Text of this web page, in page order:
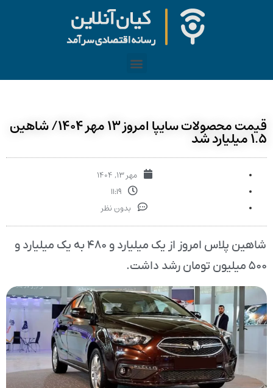
قیمت محصولات سایپا امروز ۱۳ مهر ۱۴۰۴/ شاهین
۱.۵ میلیارد شد
مهر ۱۳, ۱۴۰۴
۱۱:۱۹
بدون نظر
شاهین پلاس امروز از یک میلیارد و ۴۸۰ به یک میلیارد و
۵۰۰ میلیون تومان رشد داشت.